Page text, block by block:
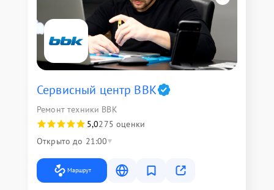
Сервисный центр BBK
Ремонт техники BBK
5,0275 оценки
Открыто до 21:00
Маршрут